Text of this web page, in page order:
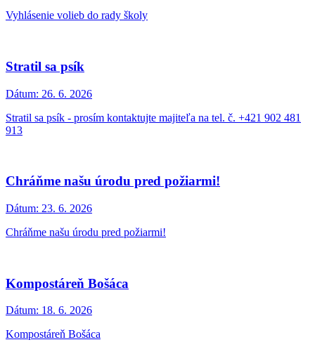
Vyhlásenie volieb do rady školy
Stratil sa psík
Dátum: 26. 6. 2026
Stratil sa psík - prosím kontaktujte majiteľa na tel. č. +421 902 481
913
Chráňme našu úrodu pred požiarmi!
Dátum: 23. 6. 2026
Chráňme našu úrodu pred požiarmi!
Kompostáreň Bošáca
Dátum: 18. 6. 2026
Kompostáreň Bošáca